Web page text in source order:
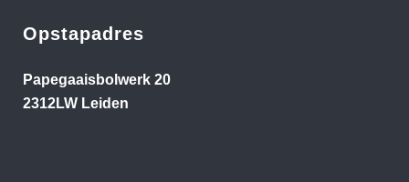
Opstapadres
Papegaaisbolwerk 20
2312LW Leiden